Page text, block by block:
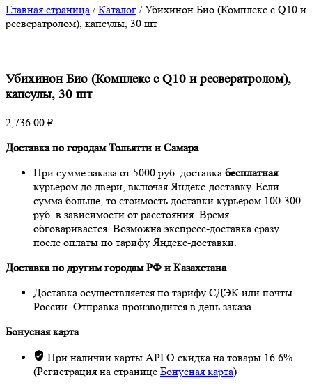
Главная страница /Каталог /Убихинон Био (Комплекс с Q10 и
ресвератролом), капсулы, 30 шт
Убихинон Био (Комплекс с Q10 и ресвератролом),
капсулы, 30 шт
2,736.00 ₽
Доставка по городам Тольятти и Самара
При сумме заказа от 5000 руб. доставка бесплатная
курьером до двери, включая Яндекс-доставку. Если
сумма больше, то стоимость доставки курьером 100-300
руб. в зависимости от расстояния. Время
обговаривается. Возможна экспресс-доставка сразу
после оплаты по тарифу Яндекс-доставки.
Доставка по другим городам РФ и Казахстана
Доставка осуществляется по тарифу СДЭК или почты
России. Отправка производится в день заказа.
Бонусная карта
При наличии карты АРГО скидка на товары 16.6%
(Регистрация на странице Бонусная карта)